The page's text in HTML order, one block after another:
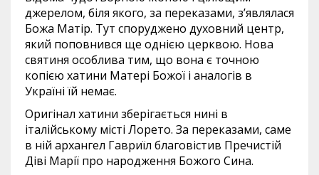
джерелом, біля якого, за переказами, з’являлася
Божа Матір. Тут споруджено духовний центр,
який поповнився ще однією церквою. Нова
святиня особлива тим, що вона є точною
копією хатини Матері Божої і аналогів в
Україні їй немає.
Оригінал хатини зберігається нині в
італійському місті Лорето. За переказами, саме
в ній архангел Гавриїл благовістив Пречистій
Діві Марії про народження Божого Сина.